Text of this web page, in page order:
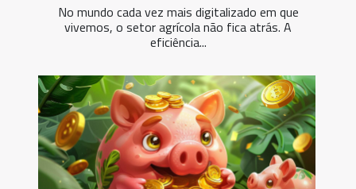
No mundo cada vez mais digitalizado em que
vivemos, o setor agrícola não fica atrás. A
eficiência...